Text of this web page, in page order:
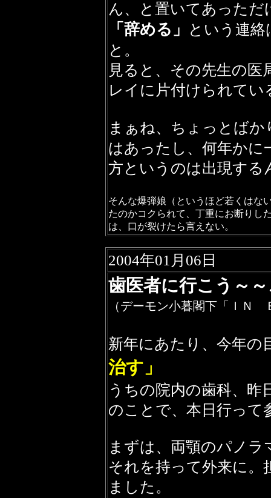
ん、と置いてあっただ
「辞める」
という連
と。
見ると、その先生の
レイに片付けられてい
まぁね、ちょっとばか
はあったし、何年かに
方というのは出現する
そんな爆弾娘（というほど若くはな
たのかコクられて、丁重にお断りし
は、口が裂けたら言えない。
2004年01月06日
歯医者に行こう～～
（デーモン小暮閣下「ＩＮ
新年にあたり、今年の
治す」
うちの院内の歯科、昨
のことで、本日行って
まずは、両顎のパノ
それを持って外来に。
ました。